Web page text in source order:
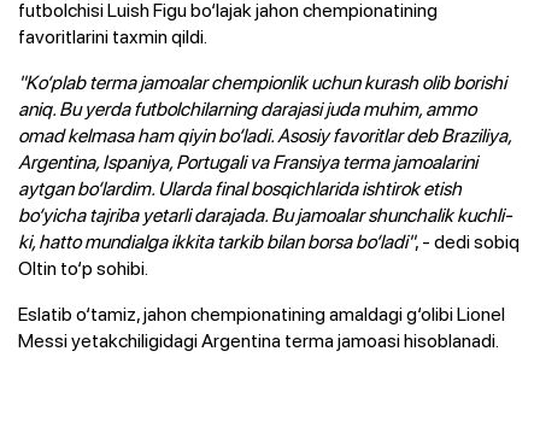
futbolchisi Luish Figu bo‘lajak jahon chempionatining
favoritlarini taxmin qildi.
"Ko‘plab terma jamoalar chempionlik uchun kurash olib borishi
aniq. Bu yerda futbolchilarning darajasi juda muhim, ammo
omad kelmasa ham qiyin bo‘ladi. Asosiy favoritlar deb Braziliya,
Argentina, Ispaniya, Portugali va Fransiya terma jamoalarini
aytgan bo‘lardim. Ularda final bosqichlarida ishtirok etish
bo‘yicha tajriba yetarli darajada. Bu jamoalar shunchalik kuchli-
ki, hatto mundialga ikkita tarkib bilan borsa bo‘ladi", - dedi sobiq
Oltin to‘p sohibi.
Eslatib o‘tamiz, jahon chempionatining amaldagi g‘olibi Lionel
Messi yetakchiligidagi Argentina terma jamoasi hisoblanadi.